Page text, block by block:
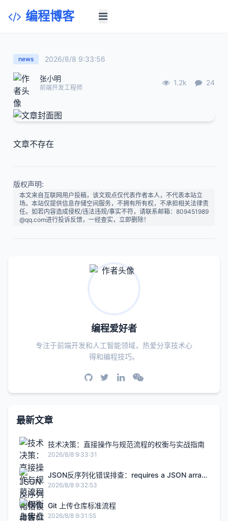
编程博客
news 2026/8/8 9:33:56
张小明
前端开发工程师
1.2k 24
文章不存在
版权声明:
本文来自互联网用户投稿，该文观点仅代表作者本人，不代表本站立
场。本站仅提供信息存储空间服务，不拥有所有权，不承担相关法律责
任。如若内容造成侵权/违法违规/事实不符，请联系邮箱：809451989
@qq.com进行投诉反馈，一经查实，立即删除！
编程爱好者
专注于前端开发和人工智能领域，热爱分享技术心
得和编程技巧。
最新文章
技术决策：直接操作与规范流程的权衡与实战指南
2026/8/8 9:33:31
JSON反序列化错误排查：requires a JSON array
的深度解析与实战解决方案
2026/8/8 9:32:53
Git 上传仓库标准流程
2026/8/8 9:31:55